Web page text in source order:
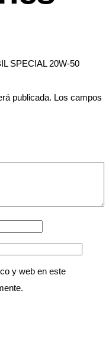
SPECIAL 20W-50
publicada. Los campos
y web en este